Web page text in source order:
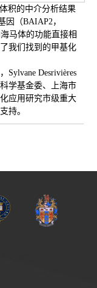
积的中介分析结果
因（BAIAP2，
马体的功能直接相
我们找到的甲基化
Sylvane Desrivières
学基金委、上海市
应用研究市级重大
持。